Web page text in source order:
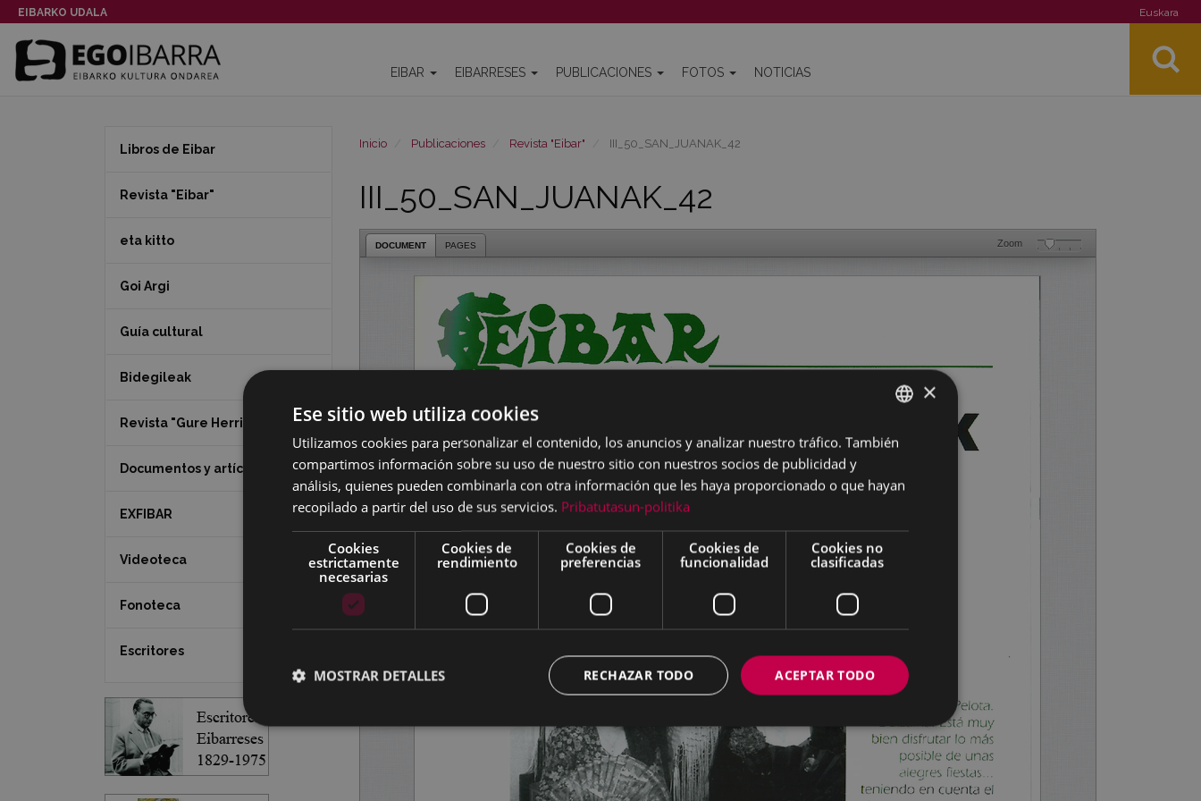
EIBARKO UDALA Euskara
EIBAR EIBARRESES PUBLICACIONES FOTOS NOTICIAS
Inicio Publicaciones Revista "Eibar" III_50_SAN_JUANAK_42
III_50_SAN_JUANAK_42
DOCUMENT PAGES Zoom
Libros de Eibar
Revista "Eibar"
eta kitto
Goi Argi
Guía cultural
Bidegileak
Revista "Gure Herria"
Documentos y artículos
EXFIBAR
Videoteca
Fonoteca
Escritores
BASQUE
×
Ese sitio web utiliza cookies
Utilizamos cookies para personalizar el contenido, los anuncios y analizar nuestro tráfico. También
compartimos información sobre su uso de nuestro sitio con nuestros socios de publicidad y
análisis, quienes pueden combinarla con otra información que les haya proporcionado o que hayan
recopilado a partir del uso de sus servicios. Pribatutasun-politika
Cookies
estrictamente
necesarias
Cookies de
rendimiento
Cookies de
preferencias
Cookies de
funcionalidad
Cookies no
clasificadas
ACEPTAR TODO
RECHAZAR TODO
MOSTRAR DETALLES